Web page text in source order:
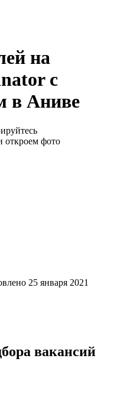
на
с
в Аниве
откроем фото
25 января 2021
вакансий